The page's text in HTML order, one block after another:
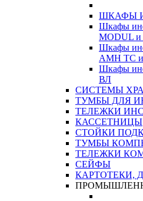
ШКАФЫ
Шкафы
MODUL и
Шкафы
АМН ТС и
Шкафы
ВЛ
СИСТЕМЫ
ТУМБЫ ДЛЯ
ТЕЛЕЖКИ
КАССЕТНИЦЫ
СТОЙКИ
ТУМБЫ
ТЕЛЕЖКИ
СЕЙФЫ
КАРТОТЕКИ,